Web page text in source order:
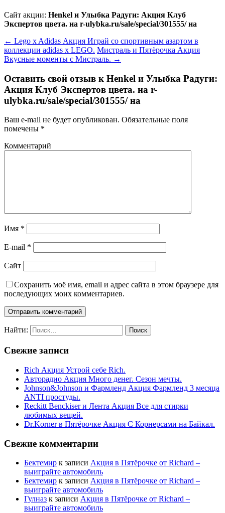
Сайт акции: Henkel и Улыбка Радуги: Акция Клуб
Экспертов цвета. на r-ulybka.ru/sale/special/301555/ на
← Lego x Adidas Акция Играй со спортивным азартом в
коллекции adidas x LEGO. Мистраль и Пятёрочка Акция
Вкусные моменты с Мистраль. →
Оставить свой отзыв к Henkel и Улыбка Радуги:
Акция Клуб Экспертов цвета. на r-
ulybka.ru/sale/special/301555/ на
Ваш e-mail не будет опубликован. Обязательные поля
помечены *
Комментарий
Имя *
E-mail *
Сайт
Сохранить моё имя, email и адрес сайта в этом браузере для
последующих моих комментариев.
Найти:
Свежие записи
Rich Акция Устрой себе Rich.
Авторадио Акция Много денег. Сезон мечты.
Johnson&Johnson и Фармленд Акция Фармленд 3 месяца
ANTI простуды.
Reckitt Benckiser и Лента Акция Все для стирки
любимых вещей.
Dr.Korner в Пятёрочке Акция С Корнерсами на Байкал.
Свежие комментарии
Бектемир к записи Акция в Пятёрочке от Richard –
выиграйте автомобиль
Бектемир к записи Акция в Пятёрочке от Richard –
выиграйте автомобиль
Гулназ к записи Акция в Пятёрочке от Richard –
выиграйте автомобиль